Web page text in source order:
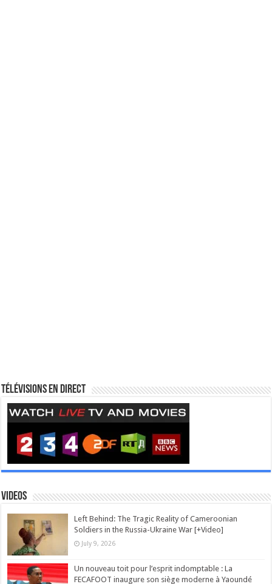
Télévisions en direct
Videos
Left Behind: The Tragic Reality of Cameroonian
Soldiers in the Russia-Ukraine War [+Video]
July 9, 2026
Un nouveau toit pour l’esprit indomptable : La
FECAFOOT inaugure son siège moderne à Yaoundé